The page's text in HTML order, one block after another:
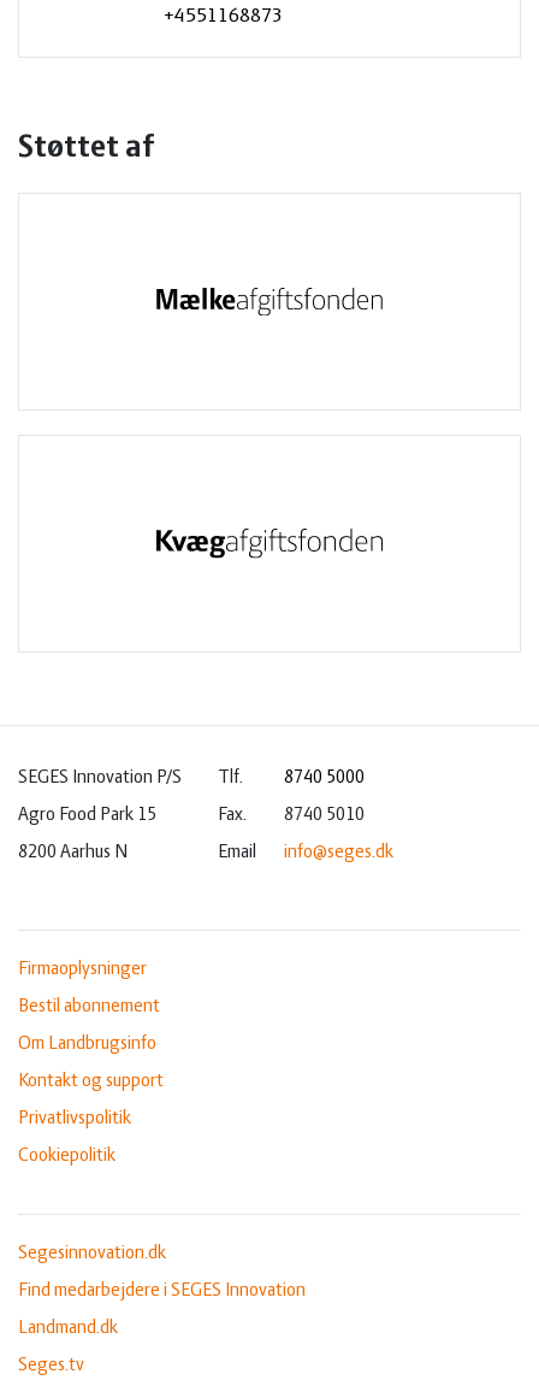
+4551168873
Støttet af
SEGES Innovation P/S
Agro Food Park 15
8200 Aarhus N
Tlf.
8740 5000
Fax.
8740 5010
Email
info@seges.dk
Firmaoplysninger
Bestil abonnement
Om Landbrugsinfo
Kontakt og support
Privatlivspolitik
Cookiepolitik
Segesinnovation.dk
Find medarbejdere i SEGES Innovation
Landmand.dk
Seges.tv